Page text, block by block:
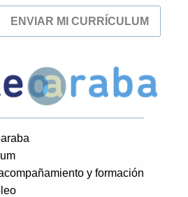
ENVIAR MI CURRÍCULUM
y formación